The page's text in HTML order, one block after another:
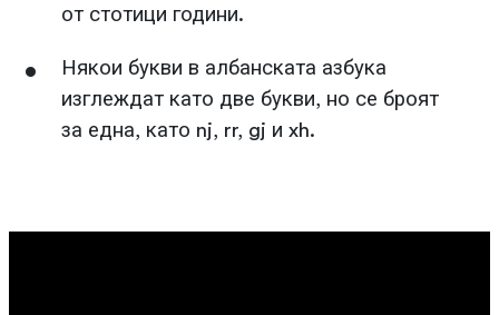
от стотици години.
Някои букви в албанската азбука
изглеждат като две букви, но се броят
за една, като nj, rr, gj и xh.